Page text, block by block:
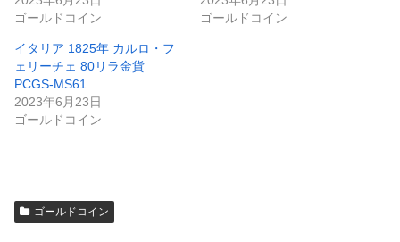
ゴールドコイン
ゴールドコイン
イタリア 1825年 カルロ・フ
ェリーチェ 80リラ金貨
PCGS-MS61
2023年6月23日
ゴールドコイン
ゴールドコイン